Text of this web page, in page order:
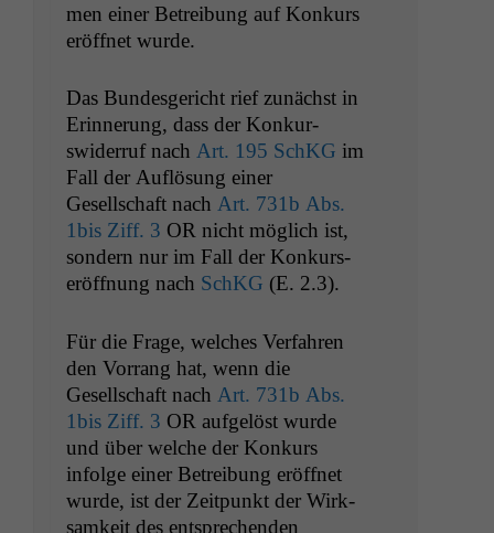
men ein­er Betrei­bung auf Konkurs
eröffnet wurde.
Das Bun­des­gericht rief zunächst in
Erin­nerung, dass der Konkur­
swider­ruf nach Art. 195 SchKG im
Fall der Auflö­sung ein­er
Gesellschaft nach Art. 731b Abs.
1bis Ziff. 3 OR nicht möglich ist,
son­dern nur im Fall der Konkurs­
eröff­nung nach SchKG (E. 2.3).
Für die Frage, welch­es Ver­fahren
den Vor­rang hat, wenn die
Gesellschaft nach Art. 731b Abs.
1bis Ziff. 3 OR aufgelöst wurde
und über welche der Konkurs
infolge ein­er Betrei­bung eröffnet
wurde, ist der Zeit­punkt der Wirk­
samkeit des entsprechen­den